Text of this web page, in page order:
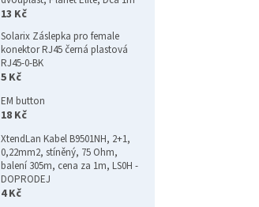
13 Kč
Solarix Záslepka pro female
konektor RJ45 černá plastová
RJ45-0-BK
5 Kč
EM button
18 Kč
XtendLan Kabel B9501NH, 2+1,
0,22mm2, stíněný, 75 Ohm,
balení 305m, cena za 1m, LS0H -
DOPRODEJ
4 Kč